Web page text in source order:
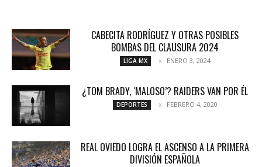
CABECITA RODRÍGUEZ Y OTRAS POSIBLES
BOMBAS DEL CLAUSURA 2024
LIGA MX ENERO 3, 2024
¿TOM BRADY, ‘MALOSO’? RAIDERS VAN POR ÉL
DEPORTES FEBRERO 4, 2020
REAL OVIEDO LOGRA EL ASCENSO A LA PRIMERA
DIVISIÓN ESPAÑOLA